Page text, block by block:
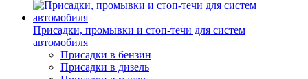
Присадки, промывки и стоп-течи для систем
автомобиля
Присадки в бензин
Присадки в дизель